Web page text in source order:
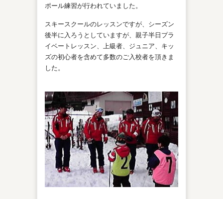
ポール練習が行われていました。
スキースクールのレッスンですが、シーズン
後半に入ろうとしていますが、親子半日プラ
イベートレッスン、上級者、ジュニア、キッ
ズの初心者を含めて多数のご入校者を頂きま
した。